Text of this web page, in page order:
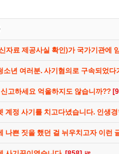
자료 제공사실 확인)가 국가기관에
소년 여러분. 사기혐의로 구속되었
고하세요 억울하지도 않습니까??
계정 사기를 치고다녔습니다. 인생
나쁜 짓을 했던 걸 뉘우치고자 이런